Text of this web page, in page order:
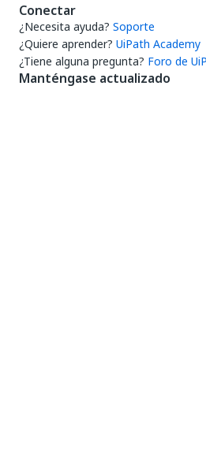
Conectar
¿Necesita ayuda? Soporte
¿Quiere aprender? UiPath Academy
¿Tiene alguna pregunta? Foro de
Manténgase actualizado